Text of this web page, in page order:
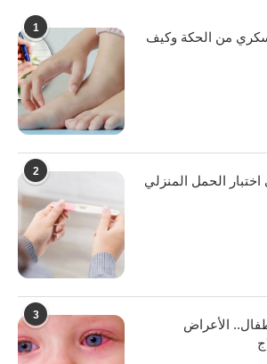
1
من الحكة وكيف
2
الحمل المنزلي
3
الأعراض